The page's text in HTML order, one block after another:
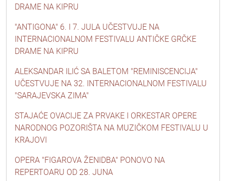
DRAME NA KIPRU
"ANTIGONA" 6. I 7. JULA UČESTVUJE NA
INTERNACIONALNOM FESTIVALU ANTIČKE GRČKE
DRAME NA KIPRU
ALEKSANDAR ILIĆ SA BALETOM "REMINISCENCIJA"
UČESTVUJE NA 32. INTERNACIONALNOM FESTIVALU
"SARAJEVSKA ZIMA"
STAJAĆE OVACIJE ZA PRVAKE I ORKESTAR OPERE
NARODNOG POZORIŠTA NA MUZIČKOM FESTIVALU U
KRAJOVI
OPERA "FIGAROVA ŽENIDBA" PONOVO NA
REPERTOARU OD 28. JUNA